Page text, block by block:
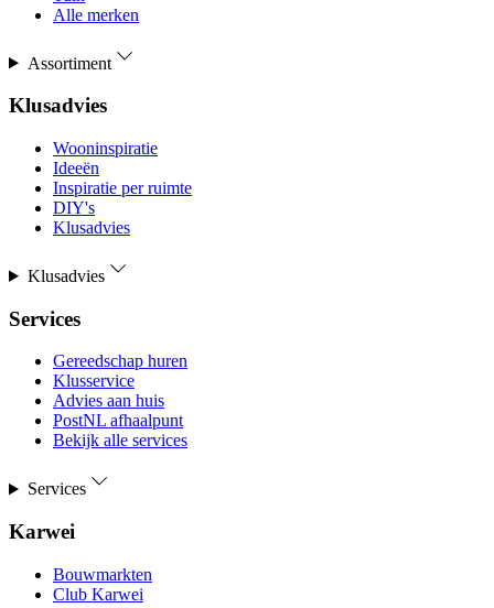
Alle merken
Assortiment
Klusadvies
Wooninspiratie
Ideeën
Inspiratie per ruimte
DIY's
Klusadvies
Klusadvies
Services
Gereedschap huren
Klusservice
Advies aan huis
PostNL afhaalpunt
Bekijk alle services
Services
Karwei
Bouwmarkten
Club Karwei